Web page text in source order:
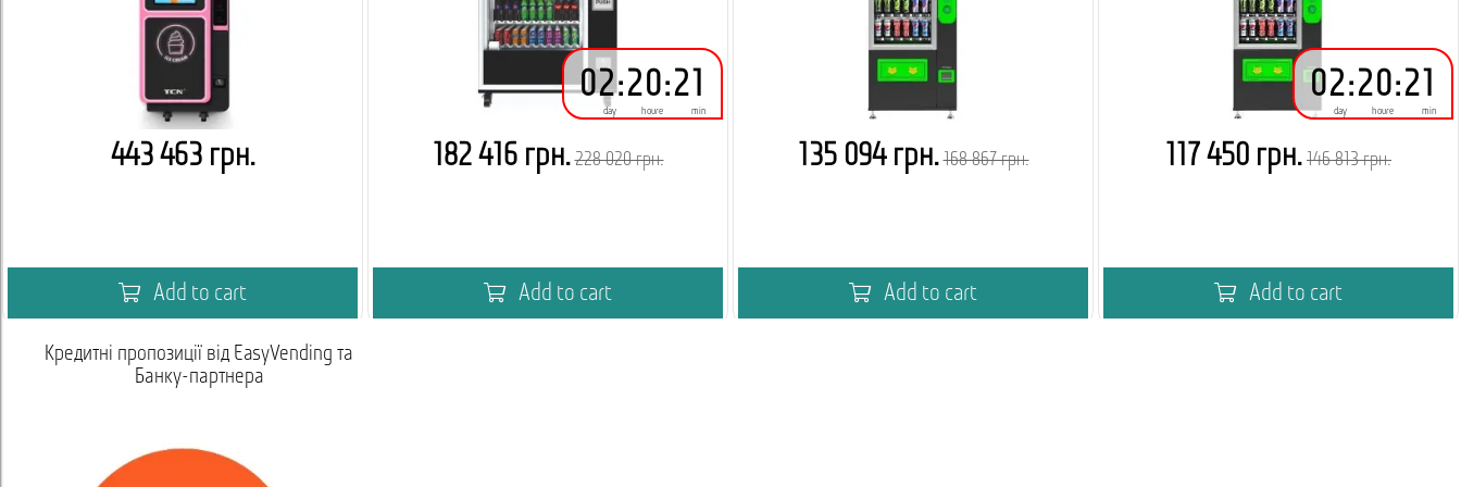
443 463 грн.
Add to cart
02
day
:20
houre
:21
min
182 416 грн. 228 020 грн.
Add to cart
135 094 грн. 168 867 грн.
Add to cart
02
day
:20
houre
:21
min
117 450 грн. 146 813 грн.
Add to cart
Кредитні пропозиції від EasyVending та
Банку-партнера